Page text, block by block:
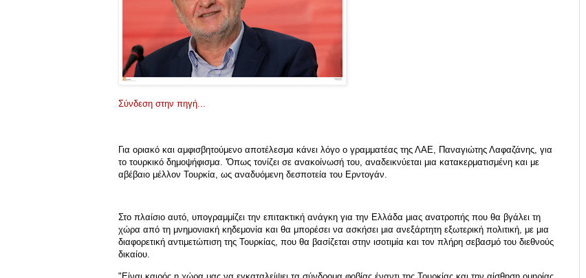
Σύνδεση στην πηγή...
Για οριακό και αμφισβητούμενο αποτέλεσμα κάνει λόγο ο γραμματέας της ΛΑΕ, Παναγιώτης Λαφαζάνης, για
το τουρκικό δημοψήφισμα. 'Όπως τονίζει σε ανακοίνωσή του, αναδεικνύεται μια κατακερματισμένη και με
αβέβαιο μέλλον Τουρκία, ως αναδυόμενη δεσποτεία του Ερντογάν.
Στο πλαίσιο αυτό, υπογραμμίζει την επιτακτική ανάγκη για την Ελλάδα μιας ανατροπής που θα βγάλει τη
χώρα από τη μνημονιακή κηδεμονία και θα μπορέσει να ασκήσει μια ανεξάρτητη εξωτερική πολιτική, με μια
διαφορετική αντιμετώπιση της Τουρκίας, που θα βασίζεται στην ισοτιμία και τον πλήρη σεβασμό του διεθνούς
δικαίου.